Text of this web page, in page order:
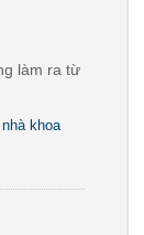
làm ra từ
nhà khoa